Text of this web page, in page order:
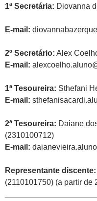
1ª Secretária: Diovanna
E-mail:
2º Secretário: Alex
E-mail:
1ª Tesoureira: Sthefani
E-mail:
2ª Tesoureira: Daiane
(2310100712)
E-mail:
Representante discente:
(2110101750) (a partir de